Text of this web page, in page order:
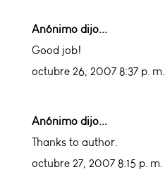
Anónimo dijo...
Good job!
octubre 26, 2007 8:37 p. m.
Anónimo dijo...
Thanks to author.
octubre 27, 2007 8:15 p. m.